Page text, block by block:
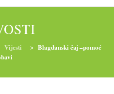
PRIRODNO MRŠAVLJENJE
Vijesti > Blagdanski čaj –pomoć